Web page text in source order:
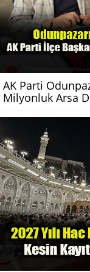
AK Parti
Milyonluk Arsa